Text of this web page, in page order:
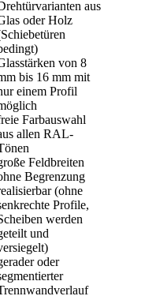
aus
oder Holz
von 8
bis 16 mm mit
einem Profil
Farbauswahl
allen RAL-
Feldbreiten
Begrenzung
(ohne
Profile,
werden
und
oder